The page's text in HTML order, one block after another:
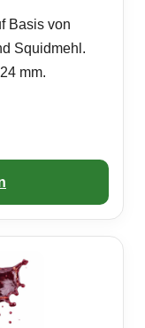
Basis von
Squidmehl.
mm.